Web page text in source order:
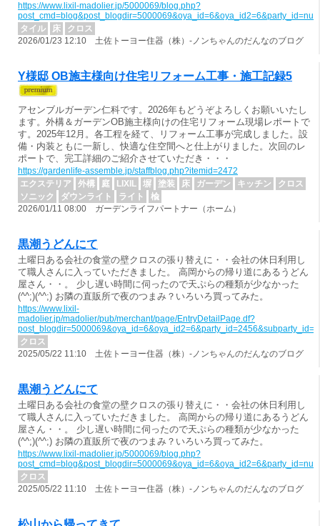
https://www.lixil-madolier.jp/5000069/blog.php?
タイル
床
クロス
2026/01/23 12:10 土佐トーヨー住器（株）-ノンちゃんのだんなのブログ
Y様邸 OB施主様向け住宅リフォーム工事・施工記録5
アセンブルガーデン仁科です。2026年もどうぞよろしくお願いいたし
ます。外構＆ガーデンOB施主様向けの住宅リフォーム現場レポートで
す。2025年12月。各工程を経て、リフォーム工事が完成しました。設
備・内装ともに一新し、快適な住空間へと仕上がりました。次回のレ
ポートで、完工詳細のご紹介させていただき・・・
https://gardenlife-assemble.jp/staffblog.php?itemid=2472
エクステリア
外構 庭 LIXIL 塀 塗装 床 ガーデン キッチン
クロス
ソニック
ダウンライト ライト
楡
2026/01/11 08:00 ガーデンライフパートナー（ホーム）
黒潮うどんにて
土曜日ある会社の食堂の壁クロスの張り替えに・・会社の休日利用し
て職人さんに入っていただきました。 高岡からの帰り道にあるうどん
屋さん・・。 少し遅い時間に伺ったので天ぷらの種類が少なかった
(^^;)(^^;) お隣の直販所で夜のつまみ？いろいろ買ってみた。
https://www.lixil-
madolier.jp/madolier/pub/merchant/page/EntryDetailPage.df?
クロス
2025/05/22 11:10 土佐トーヨー住器（株）-ノンちゃんのだんなのブログ
黒潮うどんにて
土曜日ある会社の食堂の壁クロスの張り替えに・・会社の休日利用し
て職人さんに入っていただきました。 高岡からの帰り道にあるうどん
屋さん・・。 少し遅い時間に伺ったので天ぷらの種類が少なかった
(^^;)(^^;) お隣の直販所で夜のつまみ？いろいろ買ってみた。
https://www.lixil-madolier.jp/5000069/blog.php?
クロス
2025/05/22 11:10 土佐トーヨー住器（株）-ノンちゃんのだんなのブログ